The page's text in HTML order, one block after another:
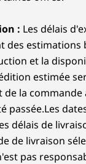
: Les délais
des estimations
et la
estimée
de la
passée.Les
délais de
de livraison
pas